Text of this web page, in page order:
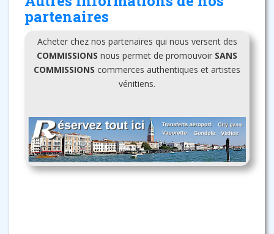
partenaires
Acheter chez nos partenaires qui nous versent des
COMMISSIONS nous permet de promouvoir SANS
COMMISSIONS commerces authentiques et artistes
vénitiens.